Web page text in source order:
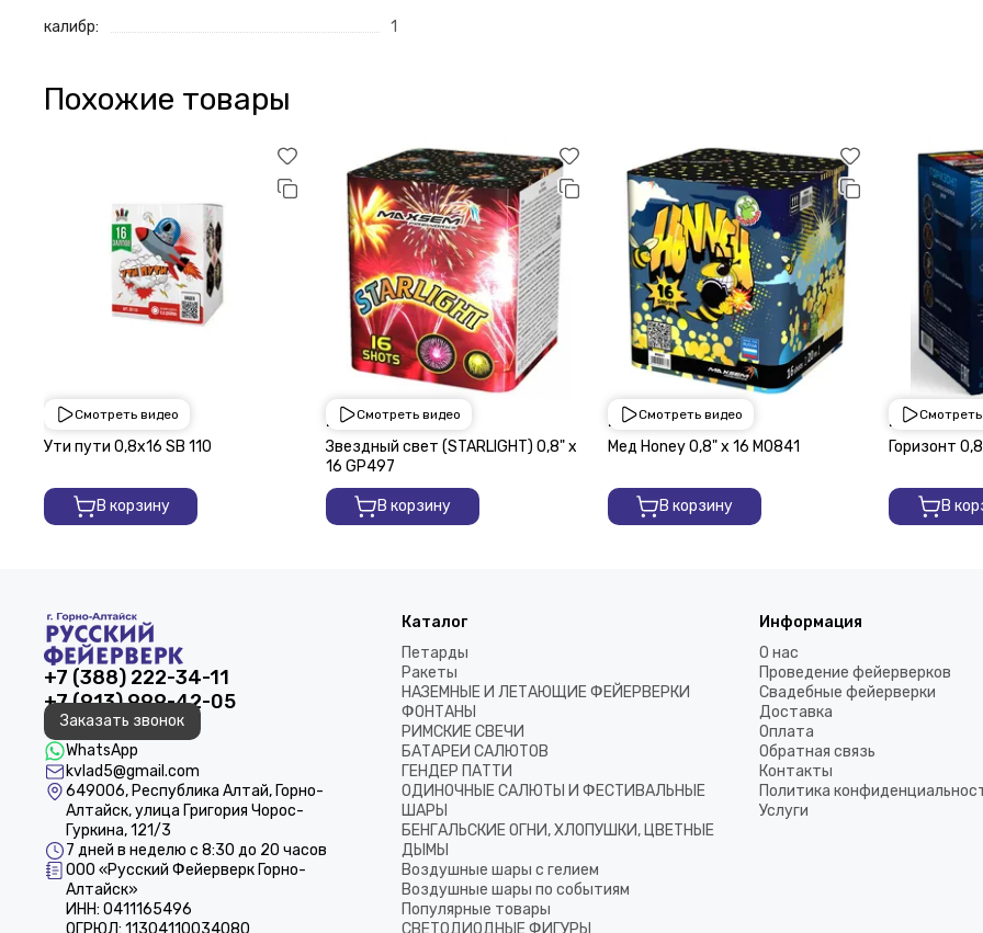
калибр: 1
Похожие товары
Смотреть видео
1 950 ₽
Ути пути 0,8х16 SВ 110
В корзину
Смотреть видео
2 250 ₽
Звездный свет (STARLIGHT) 0,8" х
16 GP497
В корзину
Смотреть видео
2 250 ₽
Мед Honey 0,8" х 16 M0841
В корзину
2 250 ₽
Горизонт
В
+7 (388) 222-34-11
+7 (913) 999-42-05
Заказать звонок
WhatsApp
kvlad5@gmail.com
649006, Республика Алтай, Горно-
Алтайск, улица Григория Чорос-
Гуркина, 121/3
7 дней в неделю с 8:30 до 20 часов
ООО «Русский Фейерверк Горно-
Алтайск»
ИНН: 0411165496
ОГРЮЛ: 11304110034080
Каталог
Петарды
Ракеты
НАЗЕМНЫЕ И ЛЕТАЮЩИЕ ФЕЙЕРВЕРКИ
ФОНТАНЫ
РИМСКИЕ СВЕЧИ
БАТАРЕИ САЛЮТОВ
ГЕНДЕР ПАТТИ
ОДИНОЧНЫЕ САЛЮТЫ И ФЕСТИВАЛЬНЫЕ
ШАРЫ
БЕНГАЛЬСКИЕ ОГНИ, ХЛОПУШКИ, ЦВЕТНЫЕ
ДЫМЫ
Воздушные шары с гелием
Воздушные шары по событиям
Популярные товары
СВЕТОДИОДНЫЕ ФИГУРЫ
Информация
О нас
Проведение фейерверков
Свадебные фейерверки
Доставка
Оплата
Обратная связь
Контакты
Политика
Услуги